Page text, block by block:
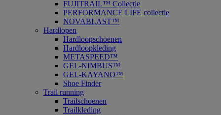
FUJITRAIL™ Collectie
PERFORMANCE LIFE collectie
NOVABLAST™
Hardlopen
Hardloopschoenen
Hardloopkleding
METASPEED™
GEL-NIMBUS™
GEL-KAYANO™
Shoe Finder
Trail running
Trailschoenen
Trailkleding